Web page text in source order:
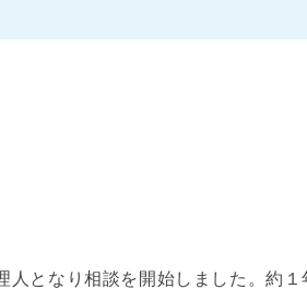
となり相談を開始しました。約１